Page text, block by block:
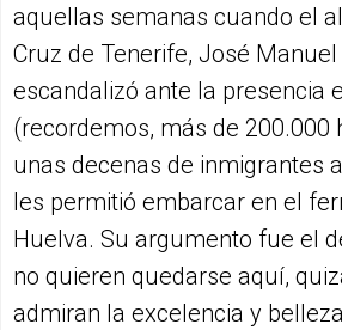
aquellas semanas cuando el
Cruz de Tenerife, José
escandalizó ante la presencia
(recordemos, más de 200.000
unas decenas de inmigrantes
les permitió embarcar en el
Huelva. Su argumento fue el
no quieren quedarse aquí,
admiran la excelencia y